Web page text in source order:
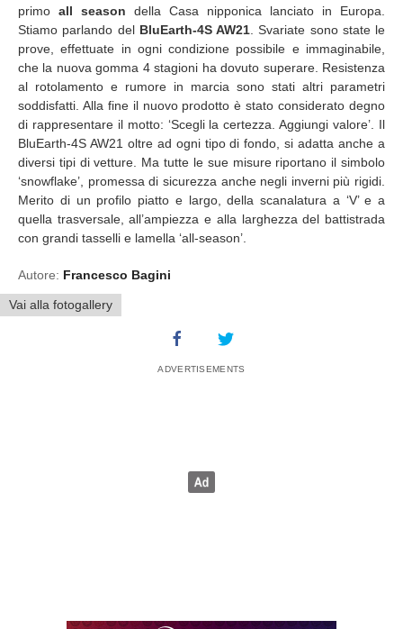
primo all season della Casa nipponica lanciato in Europa.
Stiamo parlando del BluEarth-4S AW21 . Svariate sono state le
prove, effettuate in ogni condizione possibile e immaginabile,
che la nuova gomma 4 stagioni ha dovuto superare. Resistenza
al rotolamento e rumore in marcia sono stati altri parametri
soddisfatti. Alla fine il nuovo prodotto è stato considerato degno
di rappresentare il motto: ‘Scegli la certezza. Aggiungi valore’. Il
BluEarth-4S AW21 oltre ad ogni tipo di fondo, si adatta anche a
diversi tipi di vetture. Ma tutte le sue misure riportano il simbolo
‘snowflake’, promessa di sicurezza anche negli inverni più rigidi.
Merito di un profilo piatto e largo, della scanalatura a ‘V’ e a
quella trasversale, all’ampiezza e alla larghezza del battistrada
con grandi tasselli e lamella ‘all-season’.
Autore: Francesco Bagini
Vai alla fotogallery